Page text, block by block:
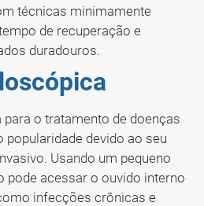
técnicas minimamente
de recuperação e
duradouros.
o tratamento de doenças
popularidade devido ao seu
Usando um pequeno
pode acessar o ouvido interno
infecções crônicas e